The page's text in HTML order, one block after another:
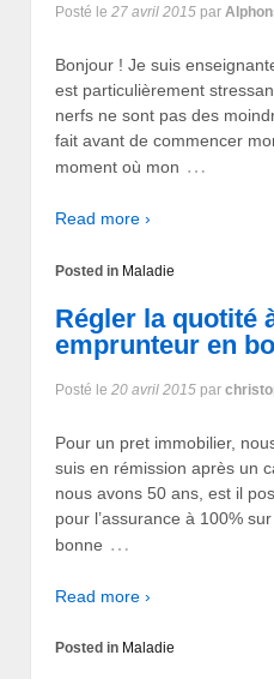
Posté le 27 avril 2015 par
Bonjour ! Je suis
est particulièrement
nerfs ne sont pas des
fait avant de commencer
moment où mon …
Read more ›
Posted in Maladie
Régler la quotité
emprunteur en
Posté le 20 avril 2015 par
Pour un pret immobilier,
suis en rémission après un
nous avons 50 ans, est il
pour l’assurance à 100%
bonne …
Read more ›
Posted in Maladie